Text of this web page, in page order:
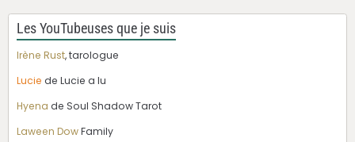
Les YouTubeuses que je suis
Irène Rust, tarologue
Lucie de Lucie a lu
Hyena de Soul Shadow Tarot
Laween DowFamily